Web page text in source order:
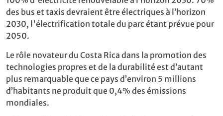
des bus et taxis devraient être électriques à l’horizon
2030, l'électrification totale du parc étant prévue pour
2050.
Le rôle novateur du Costa Rica dans la promotion des
technologies propres et de la durabilité est d’autant
plus remarquable que ce pays d’environ 5 millions
d’habitants ne produit que 0,4% des émissions
mondiales.